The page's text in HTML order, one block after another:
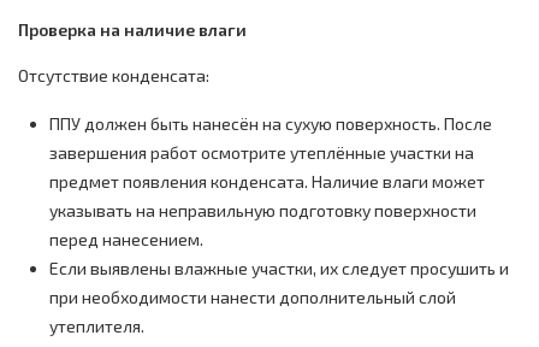
Проверка на наличие влаги
Отсутствие конденсата:
ППУ должен быть нанесён на сухую поверхность. После
завершения работ осмотрите утеплённые участки на
предмет появления конденсата. Наличие влаги может
указывать на неправильную подготовку поверхности
перед нанесением.
Если выявлены влажные участки, их следует просушить и
при необходимости нанести дополнительный слой
утеплителя.